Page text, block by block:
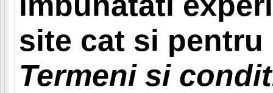
site cat si
Termeni si